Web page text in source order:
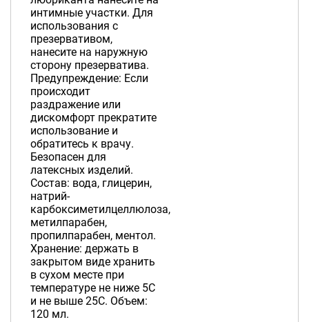
интимные участки. Для
использования с
презервативом,
нанесите на наружную
сторону презерватива.
Предупреждение: Если
происходит
раздражение или
дискомфорт прекратите
использование и
обратитесь к врачу.
Безопасен для
латексных изделий.
Состав: вода, глицерин,
натрий-
карбоксиметилцеллюлоза,
метилпарабен,
пропилпарабен, ментол.
Хранение: держать в
закрытом виде хранить
в сухом месте при
температуре не ниже 5С
и не выше 25С. Объем:
120 мл.